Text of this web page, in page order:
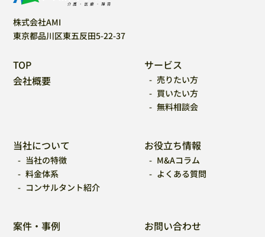
株式会社AMI
東京都品川区東五反田5-22-37
TOP
会社概要
サービス
売りたい方
買いたい方
無料相談会
当社について
当社の特徴
料金体系
コンサルタント紹介
お役立ち情報
M&Aコラム
よくある質問
案件・事例 お問い合わせ